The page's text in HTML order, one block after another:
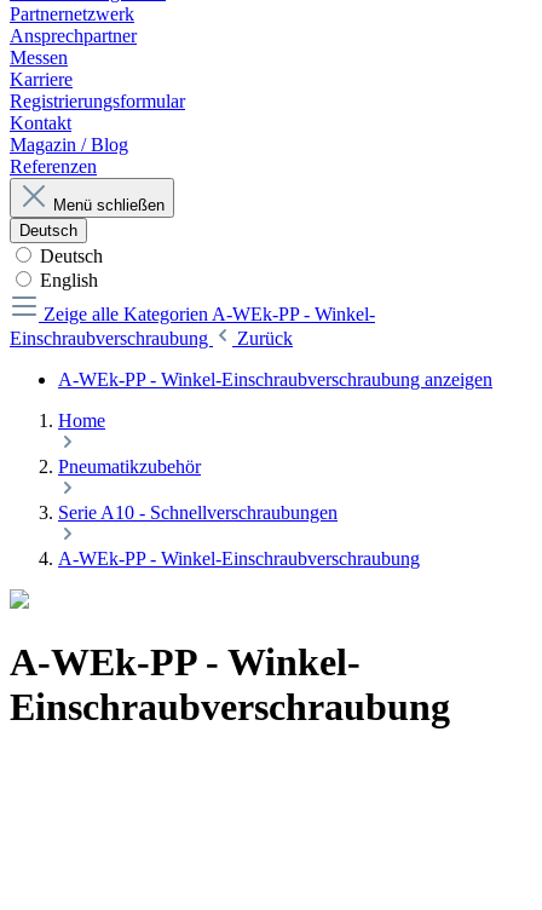
Partnernetzwerk
Ansprechpartner
Messen
Karriere
Registrierungsformular
Kontakt
Magazin / Blog
Referenzen
Menü schließen
Deutsch
Deutsch
English
Zeige alle Kategorien A-WEk-PP - Winkel-
Einschraubverschraubung
Zurück
A-WEk-PP - Winkel-Einschraubverschraubung anzeigen
Home
Pneumatikzubehör
Serie A10 - Schnellverschraubungen
A-WEk-PP - Winkel-Einschraubverschraubung
A-WEk-PP - Winkel-
Einschraubverschraubung